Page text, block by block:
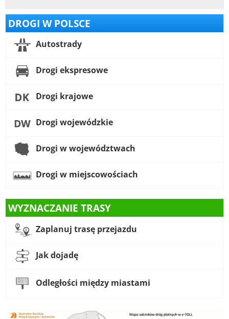
DROGI W POLSCE
Autostrady
Drogi ekspresowe
Drogi krajowe
Drogi wojewódzkie
Drogi w województwach
Drogi w miejscowościach
WYZNACZANIE TRASY
Zaplanuj trasę przejazdu
Jak dojadę
Odległości między miastami